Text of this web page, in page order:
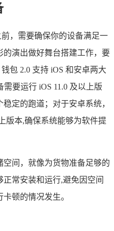
前，需要确保你的设备满足一
演出做好舞台搭建工作，要
包 2.0 支持 iOS 和安卓两大
要运行 iOS 11.0 及以上版
定的跑道；对于安卓系统，
版本,确保系统能够为软件提
间，就像为货物准备足够的
常安装和运行,避免因空间
顿的情况发生。